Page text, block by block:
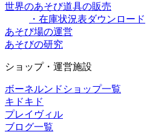
世界のあそび道具の販売
・在庫状況表ダウンロード
あそび場の運営
あそびの研究
ショップ・運営施設
ボーネルンドショップ一覧
キドキド
プレイヴィル
ブログ一覧